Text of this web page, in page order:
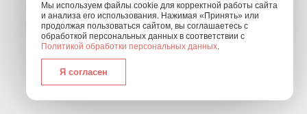
будет проходить мероприятие! Чтобы
связаться с нами, оставьте заявку на
обратный звонок или позвоните нам по
номеру: +7 (495) 877-30-01.
Мы используем файлы cookie для корректной работы сайта
и анализа его использования. Нажимая «Принять» или
продолжая пользоваться сайтом, вы соглашаетесь с
обработкой персональных данных в соответствии с
Политикой обработки персональных данных.
Я согласен